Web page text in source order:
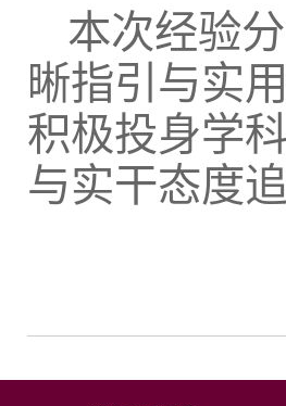
本次经验
晰指引与实
积极投身学
与实干态度